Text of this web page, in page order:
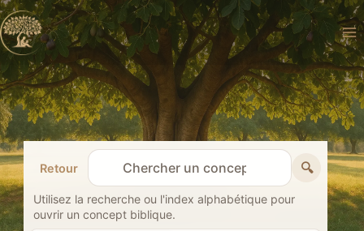
Aller
au
contenu
Retour
R
e
c
🔍
Utilisez la recherche ou l'index alphabétique pour
ouvrir un concept biblique.